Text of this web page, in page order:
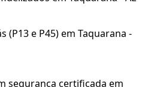
(P13 e P45) em Taquarana -
segurança certificada em